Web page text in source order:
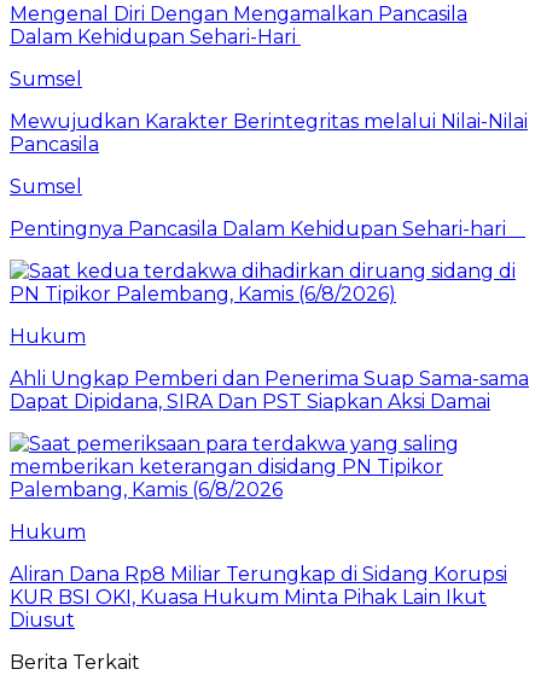
Mengenal Diri Dengan Mengamalkan Pancasila
Dalam Kehidupan Sehari-Hari
Sumsel
Mewujudkan Karakter Berintegritas melalui Nilai-Nilai
Pancasila
Sumsel
Pentingnya Pancasila Dalam Kehidupan Sehari-hari
Hukum
Ahli Ungkap Pemberi dan Penerima Suap Sama-sama
Dapat Dipidana, SIRA Dan PST Siapkan Aksi Damai
Hukum
Aliran Dana Rp8 Miliar Terungkap di Sidang Korupsi
KUR BSI OKI, Kuasa Hukum Minta Pihak Lain Ikut
Diusut
Berita Terkait